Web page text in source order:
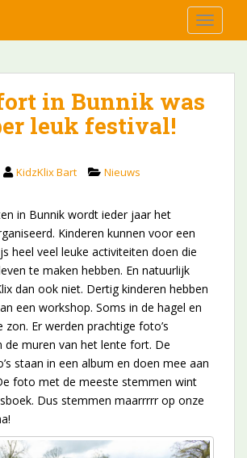
in Bunnik was
leuk festival!
KidzKlix Bart Nieuws
in Bunnik wordt ieder jaar het
Kinderen kunnen voor een
heel veel leuke activiteiten doen die
te maken hebben. En natuurlijk
dan ook niet. Dertig kinderen hebben
een workshop. Soms in de hagel en
zon. Er werden prachtige foto’s
de muren van het lente fort. De
staan in een album en doen mee aan
foto met de meeste stemmen wint
Dus stemmen maarrrrr op onze